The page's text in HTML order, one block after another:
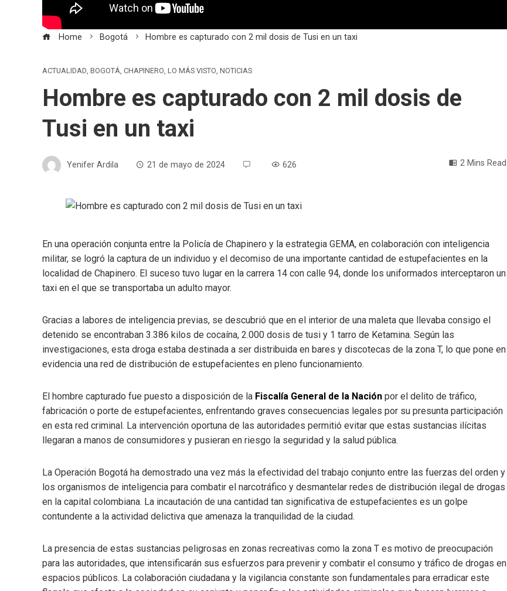
Home Bogotá Hombre es capturado con 2 mil dosis de Tusi en un taxi
ACTUALIDAD, BOGOTÁ, CHAPINERO, LO MÁS VISTO, NOTICIAS
Hombre es capturado con 2 mil dosis de
Tusi en un taxi
Yenifer Ardila 21 de mayo de 2024 626 2 Mins Read
En una operación conjunta entre la Policía de Chapinero y la estrategia GEMA, en colaboración con inteligencia
militar, se logró la captura de un individuo y el decomiso de una importante cantidad de estupefacientes en la
localidad de Chapinero. El suceso tuvo lugar en la carrera 14 con calle 94, donde los uniformados interceptaron un
taxi en el que se transportaba un adulto mayor.
Gracias a labores de inteligencia previas, se descubrió que en el interior de una maleta que llevaba consigo el
detenido se encontraban 3.386 kilos de cocaína, 2.000 dosis de tusi y 1 tarro de Ketamina. Según las
investigaciones, esta droga estaba destinada a ser distribuida en bares y discotecas de la zona T, lo que pone en
evidencia una red de distribución de estupefacientes en pleno funcionamiento.
El hombre capturado fue puesto a disposición de la Fiscalía General de la Nación por el delito de tráfico,
fabricación o porte de estupefacientes, enfrentando graves consecuencias legales por su presunta participación
en esta red criminal. La intervención oportuna de las autoridades permitió evitar que estas sustancias ilícitas
llegaran a manos de consumidores y pusieran en riesgo la seguridad y la salud pública.
La Operación Bogotá ha demostrado una vez más la efectividad del trabajo conjunto entre las fuerzas del orden y
los organismos de inteligencia para combatir el narcotráfico y desmantelar redes de distribución ilegal de drogas
en la capital colombiana. La incautación de una cantidad tan significativa de estupefacientes es un golpe
contundente a la actividad delictiva que amenaza la tranquilidad de la ciudad.
La presencia de estas sustancias peligrosas en zonas recreativas como la zona T es motivo de preocupación
para las autoridades, que intensificarán sus esfuerzos para prevenir y combatir el consumo y tráfico de drogas en
espacios públicos. La colaboración ciudadana y la vigilancia constante son fundamentales para erradicar este